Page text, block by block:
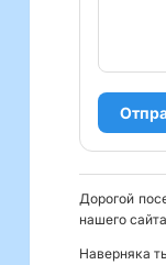
Дорогой
нашего
Наверняка